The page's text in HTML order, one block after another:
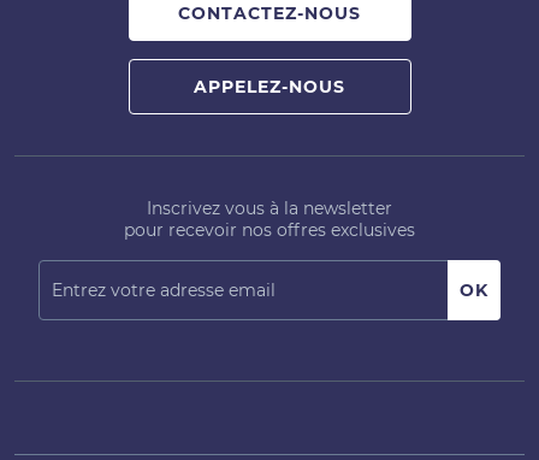
CONTACTEZ-NOUS
APPELEZ-NOUS
Inscrivez vous à la newsletter
pour recevoir nos offres exclusives